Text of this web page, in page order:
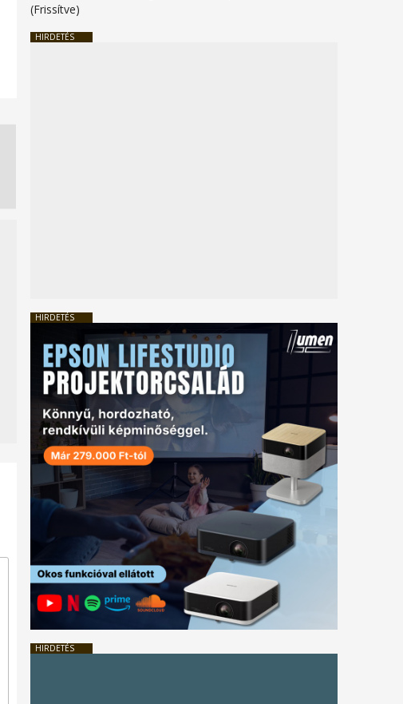
(Frissítve)
HIRDETÉS
HIRDETÉS
HIRDETÉS